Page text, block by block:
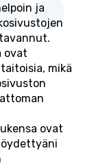
ja
ovat
mikä
ovat